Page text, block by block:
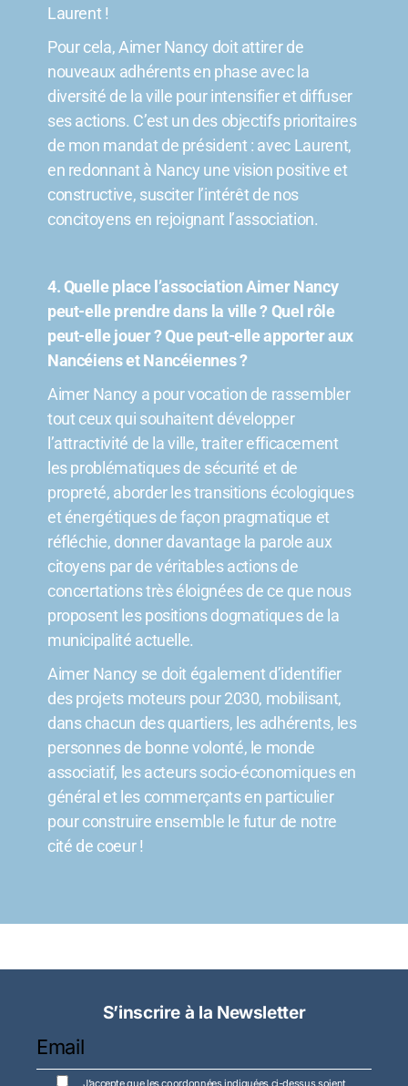
Laurent !
Pour cela, Aimer Nancy doit attirer de
nouveaux adhérents en phase avec la
diversité de la ville pour intensifier et diffuser
ses actions. C’est un des objectifs prioritaires
de mon mandat de président : avec Laurent,
en redonnant à Nancy une vision positive et
constructive, susciter l’intérêt de nos
concitoyens en rejoignant l’association.
4. Quelle place l’association Aimer Nancy
peut-elle prendre dans la ville ? Quel rôle
peut-elle jouer ? Que peut-elle apporter aux
Nancéiens et Nancéiennes ?
Aimer Nancy a pour vocation de rassembler
tout ceux qui souhaitent développer
l’attractivité de la ville, traiter efficacement
les problématiques de sécurité et de
propreté, aborder les transitions écologiques
et énergétiques de façon pragmatique et
réfléchie, donner davantage la parole aux
citoyens par de véritables actions de
concertations très éloignées de ce que nous
proposent les positions dogmatiques de la
municipalité actuelle.
Aimer Nancy se doit également d’identifier
des projets moteurs pour 2030, mobilisant,
dans chacun des quartiers, les adhérents, les
personnes de bonne volonté, le monde
associatif, les acteurs socio-économiques en
général et les commerçants en particulier
pour construire ensemble le futur de notre
cité de coeur !
S’inscrire à la Newsletter
J’accepte que les coordonnées indiquées ci-dessus soient